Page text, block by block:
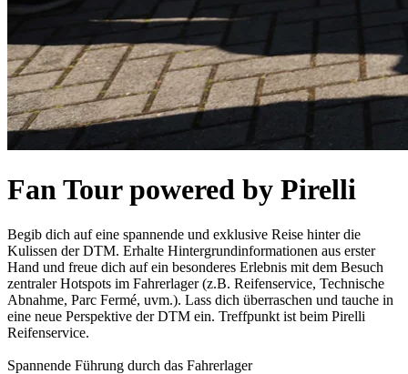
Fan Tour powered by Pirelli
Begib dich auf eine spannende und exklusive Reise hinter die
Kulissen der DTM. Erhalte Hintergrundinformationen aus erster
Hand und freue dich auf ein besonderes Erlebnis mit dem Besuch
zentraler Hotspots im Fahrerlager (z.B. Reifenservice, Technische
Abnahme, Parc Fermé, uvm.). Lass dich überraschen und tauche in
eine neue Perspektive der DTM ein. Treffpunkt ist beim Pirelli
Reifenservice.
Spannende Führung durch das Fahrerlager